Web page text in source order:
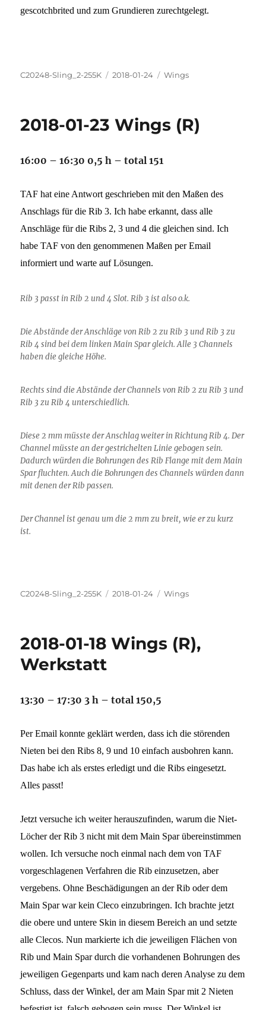
gescotchbrited und zum Grundieren zurechtgelegt.
Autor
C20248-Sling_2-255K
Veröffentlicht
2018-01-24 Kategorien
Wings
2018-01-23 Wings (R)
16:00 – 16:30 0,5 h – total 151
TAF hat eine Antwort geschrieben mit den Maßen des
Anschlags für die Rib 3. Ich habe erkannt, dass alle
Anschläge für die Ribs 2, 3 und 4 die gleichen sind. Ich
habe TAF von den genommenen Maßen per Email
informiert und warte auf Lösungen.
Rib 3 passt in Rib 2 und 4 Slot. Rib 3 ist also o.k.
Die Abstände der Anschläge von Rib 2 zu Rib 3 und Rib 3 zu
Rib 4 sind bei dem linken Main Spar gleich. Alle 3 Channels
haben die gleiche Höhe.
Rechts sind die Abstände der Channels von Rib 2 zu Rib 3 und
Rib 3 zu Rib 4 unterschiedlich.
Diese 2 mm müsste der Anschlag weiter in Richtung Rib 4. Der
Channel müsste an der gestrichelten Linie gebogen sein.
Dadurch würden die Bohrungen des Rib Flange mit dem Main
Spar fluchten. Auch die Bohrungen des Channels würden dann
mit denen der Rib passen.
Der Channel ist genau um die 2 mm zu breit, wie er zu kurz
ist.
Autor
C20248-Sling_2-255K
Veröffentlicht
2018-01-24 Kategorien
Wings
2018-01-18 Wings (R),
Werkstatt
13:30 – 17:30 3 h – total 150,5
Per Email konnte geklärt werden, dass ich die störenden
Nieten bei den Ribs 8, 9 und 10 einfach ausbohren kann.
Das habe ich als erstes erledigt und die Ribs eingesetzt.
Alles passt!
Jetzt versuche ich weiter herauszufinden, warum die Niet-
Löcher der Rib 3 nicht mit dem Main Spar übereinstimmen
wollen. Ich versuche noch einmal nach dem von TAF
vorgeschlagenen Verfahren die Rib einzusetzen, aber
vergebens. Ohne Beschädigungen an der Rib oder dem
Main Spar war kein Cleco einzubringen. Ich brachte jetzt
die obere und untere Skin in diesem Bereich an und setzte
alle Clecos. Nun markierte ich die jeweiligen Flächen von
Rib und Main Spar durch die vorhandenen Bohrungen des
jeweiligen Gegenparts und kam nach deren Analyse zu dem
Schluss, dass der Winkel, der am Main Spar mit 2 Nieten